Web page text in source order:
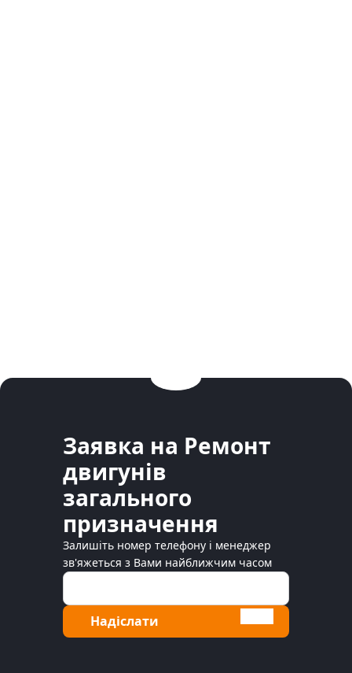
Заявка на Ремонт
двигунів
загального
призначення
Залишіть номер телефону і менеджер
зв'яжеться з Вами найближчим часом
Надіслати